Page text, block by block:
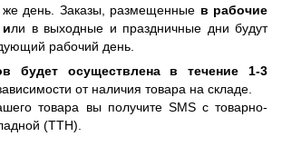
же день. Заказы, размещенные в рабочие
ли в выходные и праздничные дни будут
рабочий день.
будет осуществлена ​​в течение 1-3
зависимости от наличия товара на складе.
товара вы получите SMS с товарно-
(ТТН).